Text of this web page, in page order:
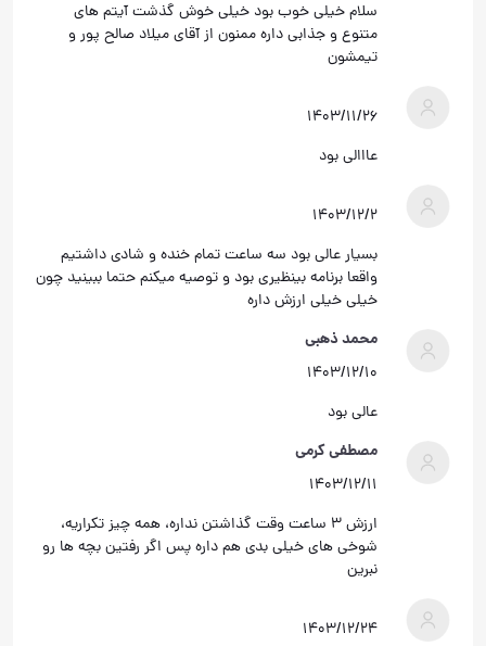
سلام خیلی خوب بود خیلی خوش گذشت آیتم های
متنوع و جذابی داره ممنون از آقای میلاد صالح پور و
تیمشون
۱۴۰۳/۱۱/۲۶
عااالی بود
۱۴۰۳/۱۲/۲
بسیار عالی بود سه ساعت تمام خنده و شادی داشتیم
واقعا برنامه بینظیری بود و توصیه میکنم حتما ببینید چون
خیلی خیلی ارزش داره
محمد ذهبی
۱۴۰۳/۱۲/۱۰
عالی بود
مصطفی کرمی
۱۴۰۳/۱۲/۱۱
ارزش ۳ ساعت وقت گذاشتن نداره، همه چیز تکراریه،
شوخی های خیلی بدی هم داره پس اگر رفتین بچه ها رو
نبرین
۱۴۰۳/۱۲/۲۴